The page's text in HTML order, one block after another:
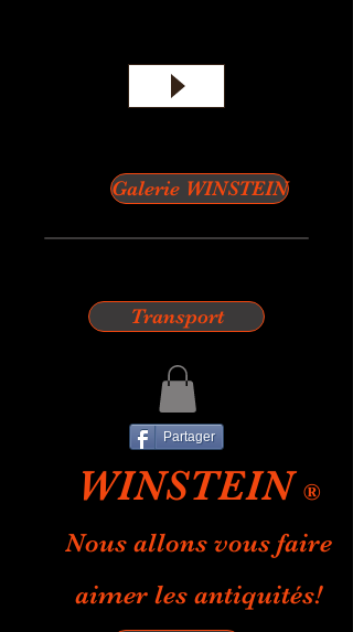
Galerie WINSTEIN
Transport
Partager
WINSTEIN ®
Nous allons vous faire
aimer les antiquités!